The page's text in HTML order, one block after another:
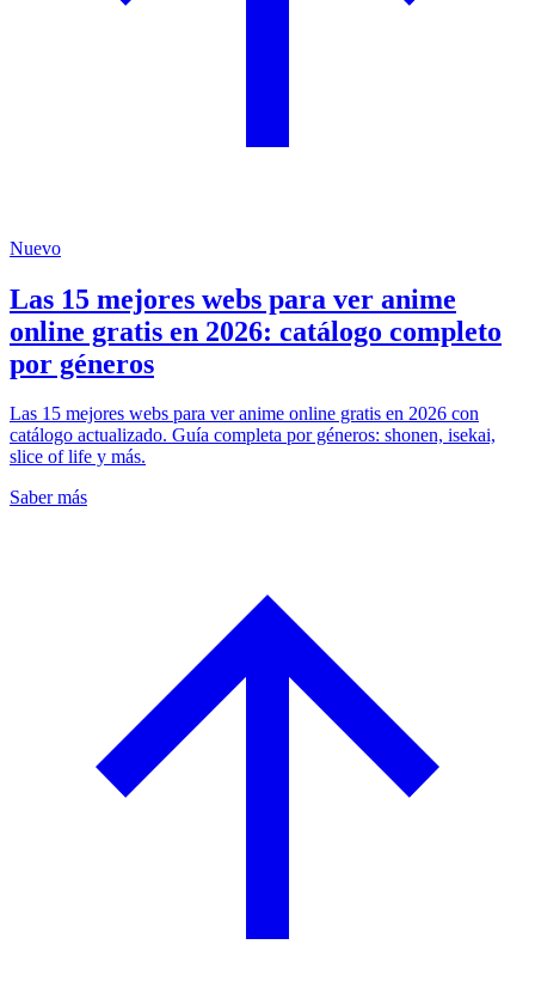
Nuevo
Las 15 mejores webs para ver anime
online gratis en 2026: catálogo completo
por géneros
Las 15 mejores webs para ver anime online gratis en 2026 con
catálogo actualizado. Guía completa por géneros: shonen, isekai,
slice of life y más.
Saber más